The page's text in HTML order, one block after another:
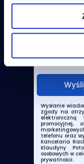
Chcę
Mam
Inna
Wysłanie
zgody na
elektroniczną
promocyjnej,
telefonu oraz
Kancelaria
Klaudyny
osobowych w
prywatności.